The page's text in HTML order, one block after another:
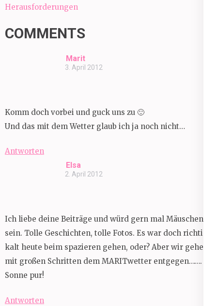
Herausforderungen
COMMENTS
Marit
3. April 2012
Komm doch vorbei und guck uns zu 🙂
Und das mit dem Wetter glaub ich ja noch nicht…
Antworten
Elsa
2. April 2012
Ich liebe deine Beiträge und würd gern mal Mäuschen
sein. Tolle Geschichten, tolle Fotos. Es war doch richtig
kalt heute beim spazieren gehen, oder? Aber wir gehen
mit großen Schritten dem MARITwetter entgegen…….
Sonne pur!
Antworten